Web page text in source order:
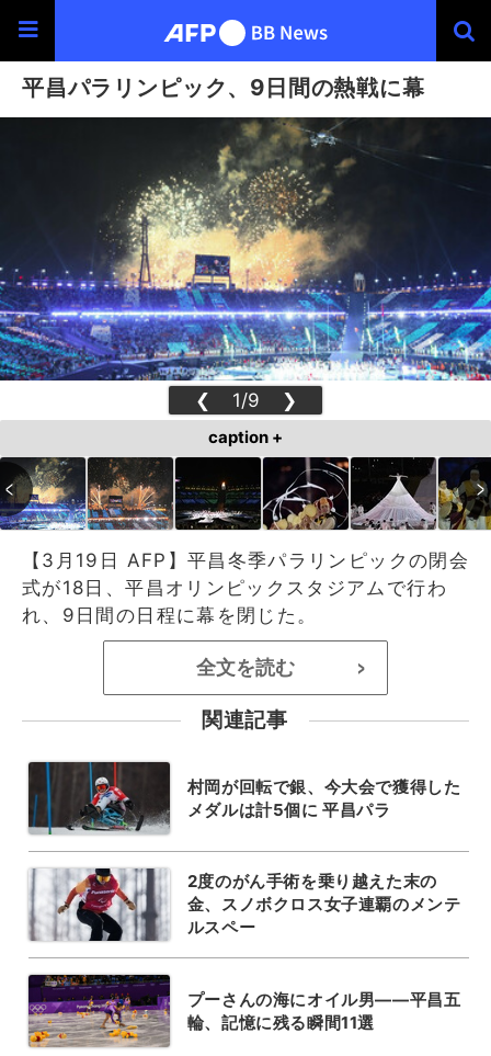
平昌パラリンピック、9日間の熱戦に幕
❮ 1/9 ❯
caption +
【3月19日 AFP】平昌冬季パラリンピックの閉会
式が18日、平昌オリンピックスタジアムで行わ
れ、9日間の日程に幕を閉じた。
全文を読む >
関連記事
村岡が回転で銀、今大会で獲得した
メダルは計5個に 平昌パラ
2度のがん手術を乗り越えた末の
金、スノボクロス女子連覇のメンテ
ルスペー
プーさんの海にオイル男――平昌五
輪、記憶に残る瞬間11選